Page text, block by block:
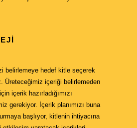
belirlemeye hedef kitle seçerek
Üreteceğimiz içeriği belirlemeden
içerik hazırladığımızı
gerekiyor. İçerik planımızı buna
başlıyor, kitlenin ihtiyacına